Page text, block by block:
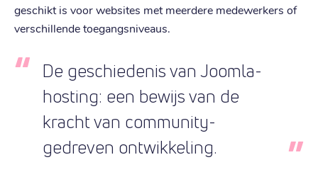
geschikt is voor websites met meerdere medewerkers of
verschillende toegangsniveaus.
De geschiedenis van Joomla-
hosting: een bewijs van de
kracht van community-
gedreven ontwikkeling.